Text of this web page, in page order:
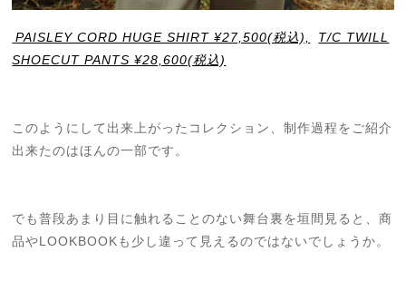
PAISLEY CORD HUGE SHIRT ¥27,500(税込),
T/C TWILL
SHOECUT PANTS ¥28,600(税込)
このようにして出来上がったコレクション、制作過程をご紹介
出来たのはほんの一部です。
でも普段あまり目に触れることのない舞台裏を垣間見ると、商
品やLOOKBOOKも少し違って見えるのではないでしょうか。